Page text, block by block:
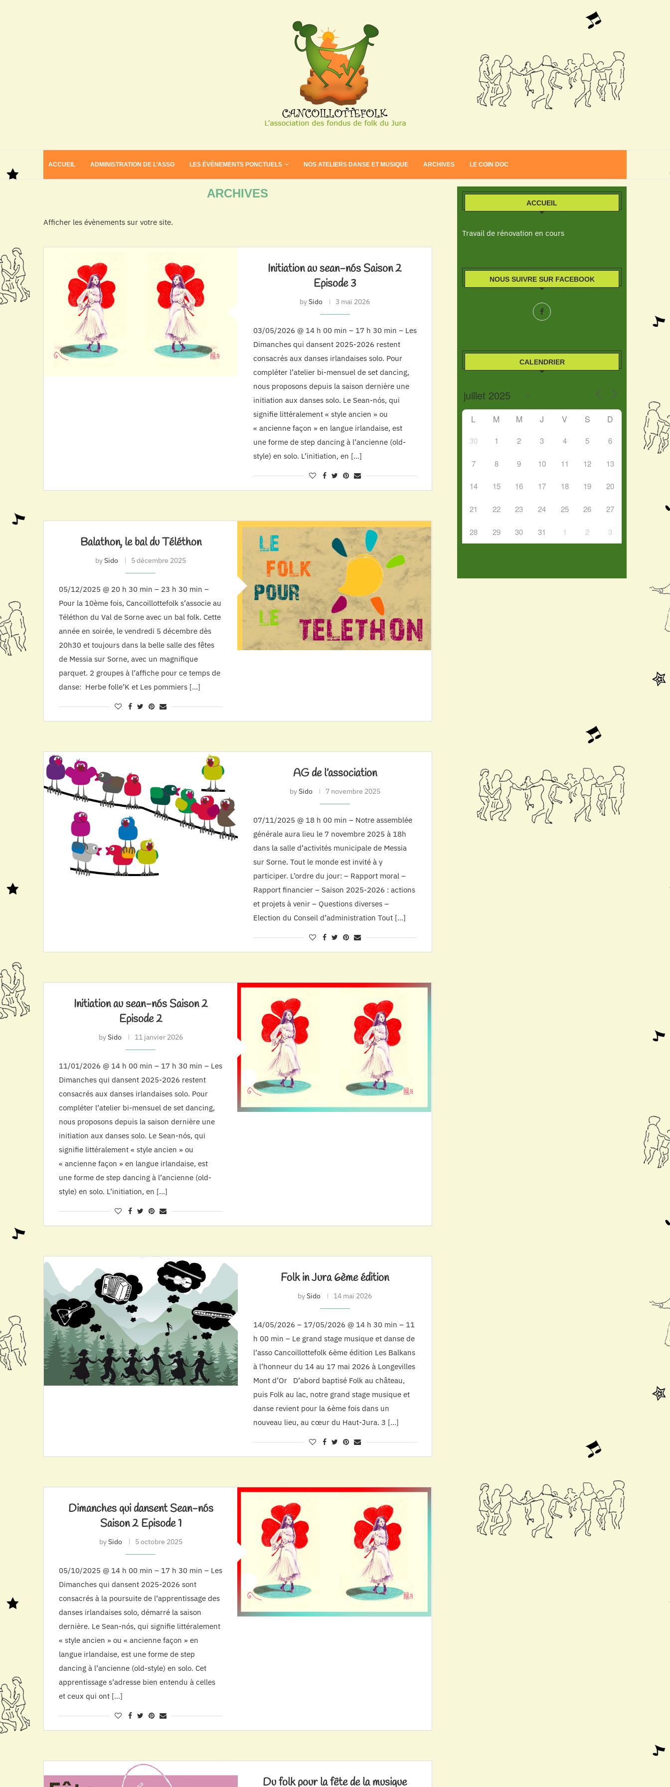
ACCUEIL ADMINISTRATION DE L’ASSO LES ÉVÉNEMENTS PONCTUELS NOS ATELIERS DANSE ET MUSIQUE ARCHIVES LE COIN DOC
ARCHIVES
Afficher les évènements sur votre site.
Initiation au sean-nós Saison 2
Episode 3
bySido 3 mai 2026
03/05/2026 @ 14 h 00 min – 17 h 30 min – Les
Dimanches qui dansent 2025-2026 restent
consacrés aux danses irlandaises solo. Pour
compléter l’atelier bi-mensuel de set dancing,
nous proposons depuis la saison dernière une
initiation aux danses solo. Le Sean-nós, qui
signifie littéralement « style ancien » ou
« ancienne façon » en langue irlandaise, est
une forme de step dancing à l’ancienne (old-
style) en solo. L’initiation, en […]
Balathon, le bal du Téléthon
bySido 5 décembre 2025
05/12/2025 @ 20 h 30 min – 23 h 30 min –
Pour la 10ème fois, Cancoillottefolk s’associe au
Téléthon du Val de Sorne avec un bal folk. Cette
année en soirée, le vendredi 5 décembre dès
20h30 et toujours dans la belle salle des fêtes
de Messia sur Sorne, avec un magnifique
parquet. 2 groupes à l’affiche pour ce temps de
danse: Herbe folle’K et Les pommiers […]
AG de l’association
bySido 7 novembre 2025
07/11/2025 @ 18 h 00 min – Notre assemblée
générale aura lieu le 7 novembre 2025 à 18h
dans la salle d’activités municipale de Messia
sur Sorne. Tout le monde est invité à y
participer. L’ordre du jour: – Rapport moral –
Rapport financier – Saison 2025-2026 : actions
et projets à venir – Questions diverses –
Election du Conseil d’administration Tout […]
Initiation au sean-nós Saison 2
Episode 2
bySido 11 janvier 2026
11/01/2026 @ 14 h 00 min – 17 h 30 min – Les
Dimanches qui dansent 2025-2026 restent
consacrés aux danses irlandaises solo. Pour
compléter l’atelier bi-mensuel de set dancing,
nous proposons depuis la saison dernière une
initiation aux danses solo. Le Sean-nós, qui
signifie littéralement « style ancien » ou
« ancienne façon » en langue irlandaise, est
une forme de step dancing à l’ancienne (old-
style) en solo. L’initiation, en […]
Folk in Jura 6ème édition
bySido 14 mai 2026
14/05/2026 – 17/05/2026 @ 14 h 30 min – 11
h 00 min – Le grand stage musique et danse de
l’asso Cancoillottefolk 6ème édition Les Balkans
à l’honneur du 14 au 17 mai 2026 à Longevilles
Mont d’Or D’abord baptisé Folk au château,
puis Folk au lac, notre grand stage musique et
danse revient pour la 6ème fois dans un
nouveau lieu, au cœur du Haut-Jura. 3 […]
Dimanches qui dansent Sean-nós
Saison 2 Episode 1
bySido 5 octobre 2025
05/10/2025 @ 14 h 00 min – 17 h 30 min – Les
Dimanches qui dansent 2025-2026 sont
consacrés à la poursuite de l’apprentissage des
danses irlandaises solo, démarré la saison
dernière. Le Sean-nós, qui signifie littéralement
« style ancien » ou « ancienne façon » en
langue irlandaise, est une forme de step
dancing à l’ancienne (old-style) en solo. Cet
apprentissage s’adresse bien entendu à celles
et ceux qui ont […]
Du folk pour la fête de la musique
ACCUEIL
Travail de rénovation en cours
NOUS SUIVRE SUR FACEBOOK
CALENDRIER
L M M J V S D
30 1 2 3 4 5 6
7 8 9 10 11 12 13
14 15 16 17 18 19 20
21 22 23 24 25 26 27
28 29 30 31 1 2 3